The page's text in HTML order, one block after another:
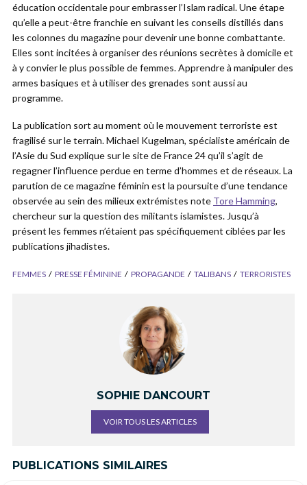
éducation occidentale pour embrasser l’Islam radical. Une étape
qu’elle a peut-être franchie en suivant les conseils distillés dans
les colonnes du magazine pour devenir une bonne combattante.
Elles sont incitées à organiser des réunions secrètes à domicile et
à y convier le plus possible de femmes. Apprendre à manipuler des
armes basiques et à utiliser des grenades sont aussi au
programme.
La publication sort au moment où le mouvement terroriste est
fragilisé sur le terrain. Michael Kugelman, spécialiste américain de
l’Asie du Sud explique sur le site de France 24 qu’il s’agit de
regagner l’influence perdue en terme d’hommes et de réseaux. La
parution de ce magazine féminin est la poursuite d’une tendance
observée au sein des milieux extrémistes note Tore Hamming,
chercheur sur la question des militants islamistes. Jusqu’à
présent les femmes n’étaient pas spécifiquement ciblées par les
publications jihadistes.
FEMMES PRESSE FÉMININE PROPAGANDE TALIBANS TERRORISTES
SOPHIE DANCOURT
VOIR TOUS LES ARTICLES
PUBLICATIONS SIMILAIRES